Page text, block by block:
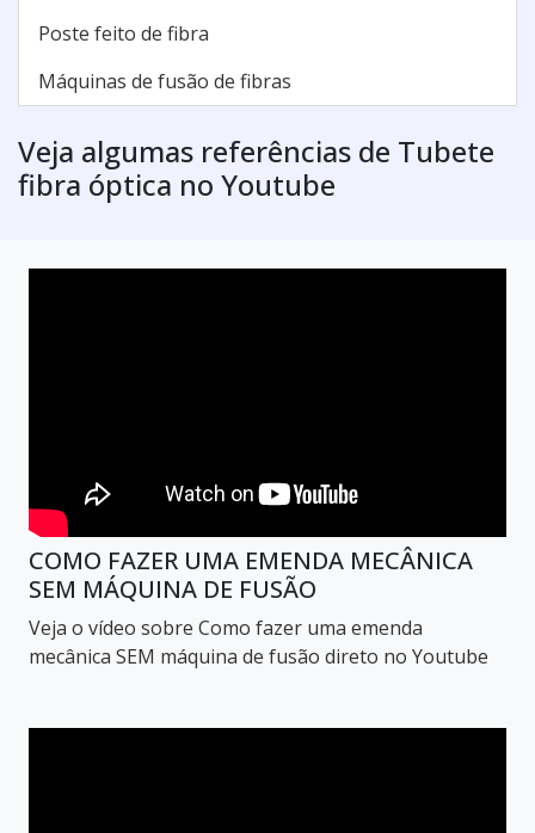
Poste feito de fibra
Máquinas de fusão de fibras
Veja algumas referências de Tubete
fibra óptica no Youtube
COMO FAZER UMA EMENDA MECÂNICA
SEM MÁQUINA DE FUSÃO
Veja o vídeo sobre Como fazer uma emenda
mecânica SEM máquina de fusão direto no Youtube